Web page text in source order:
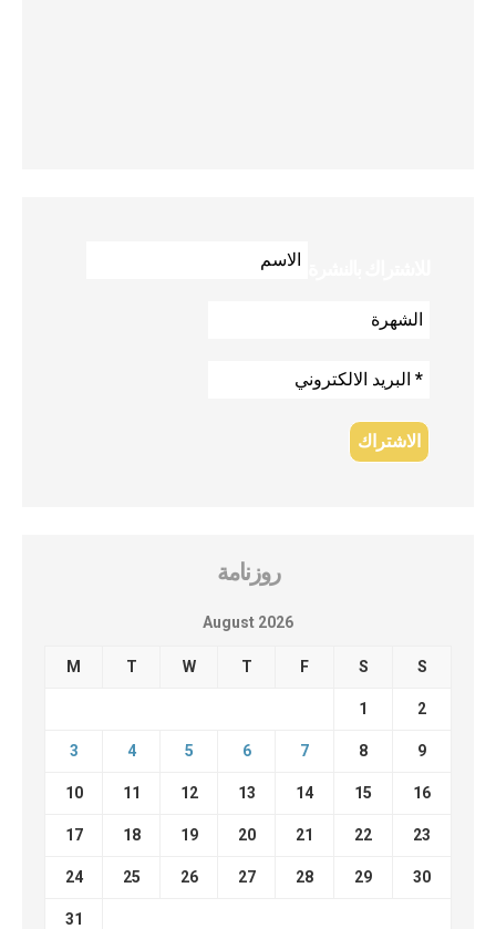
روزنامة
August 2026
M T W T F S S
1 2
3 4 5 6 7 8 9
10 11 12 13 14 15 16
17 18 19 20 21 22 23
24 25 26 27 28 29 30
31